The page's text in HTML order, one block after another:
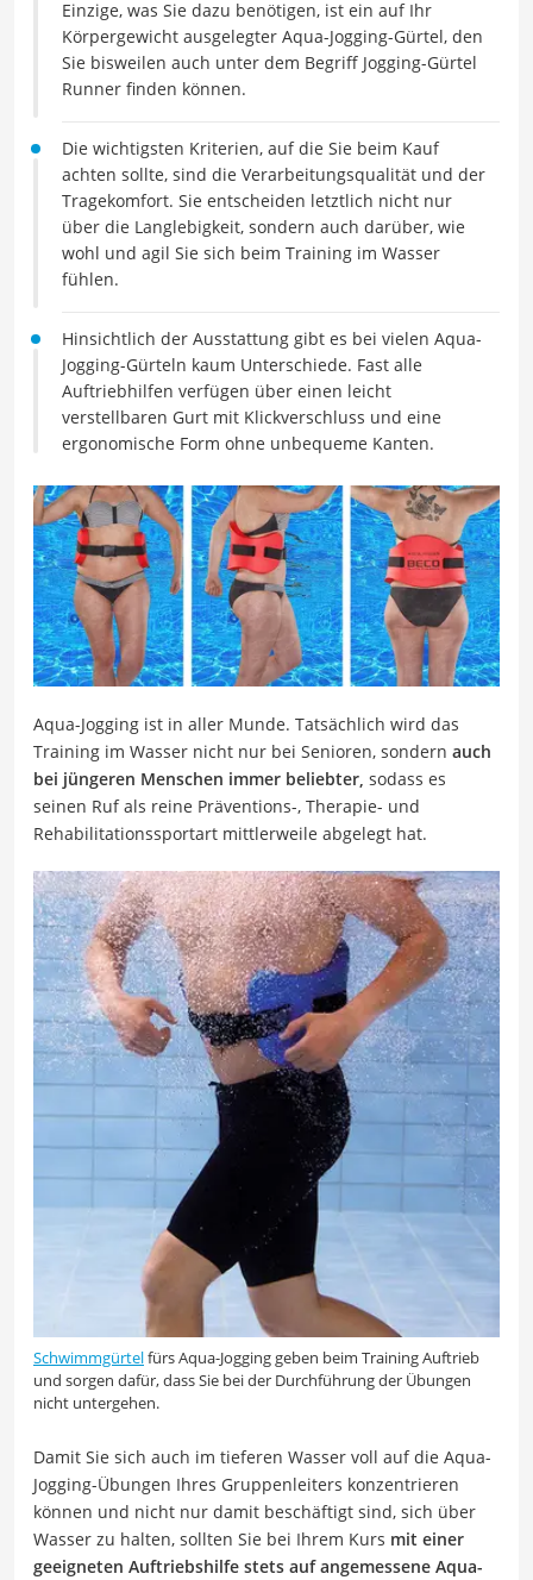
Einzige, was Sie dazu benötigen, ist ein auf Ihr
Körpergewicht ausgelegter Aqua-Jogging-Gürtel, den
Sie bisweilen auch unter dem Begriff Jogging-Gürtel
Runner finden können.
Die wichtigsten Kriterien, auf die Sie beim Kauf
achten sollte, sind die Verarbeitungsqualität und der
Tragekomfort. Sie entscheiden letztlich nicht nur
über die Langlebigkeit, sondern auch darüber, wie
wohl und agil Sie sich beim Training im Wasser
fühlen.
Hinsichtlich der Ausstattung gibt es bei vielen Aqua-
Jogging-Gürteln kaum Unterschiede. Fast alle
Auftriebhilfen verfügen über einen leicht
verstellbaren Gurt mit Klickverschluss und eine
ergonomische Form ohne unbequeme Kanten.
Aqua-Jogging ist in aller Munde. Tatsächlich wird das
Training im Wasser nicht nur bei Senioren, sondern auch
bei jüngeren Menschen immer beliebter, sodass es
seinen Ruf als reine Präventions-, Therapie- und
Rehabilitationssportart mittlerweile abgelegt hat.
Schwimmgürtelfürs Aqua-Jogging geben beim Training Auftrieb
und sorgen dafür, dass Sie bei der Durchführung der Übungen
nicht untergehen.
Damit Sie sich auch im tieferen Wasser voll auf die Aqua-
Jogging-Übungen Ihres Gruppenleiters konzentrieren
können und nicht nur damit beschäftigt sind, sich über
Wasser zu halten, sollten Sie bei Ihrem Kurs mit einer
geeigneten Auftriebshilfe stets auf angemessene Aqua-